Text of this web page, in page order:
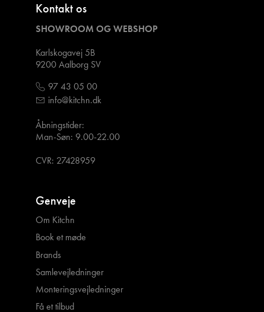
Kontakt os
SHOWROOM OG WEBSHOP
Karlskogavej 5B
9200 Aalborg SV
97 43 05 00
info@kitchn.dk
Åbningstider:
Man-Søn: 9.00-22.00
CVR: 27428959
Genveje
Om Kitchn
Book et møde
Brands
Samlevejledninger
Monteringsvejledninger
Få et tilbud